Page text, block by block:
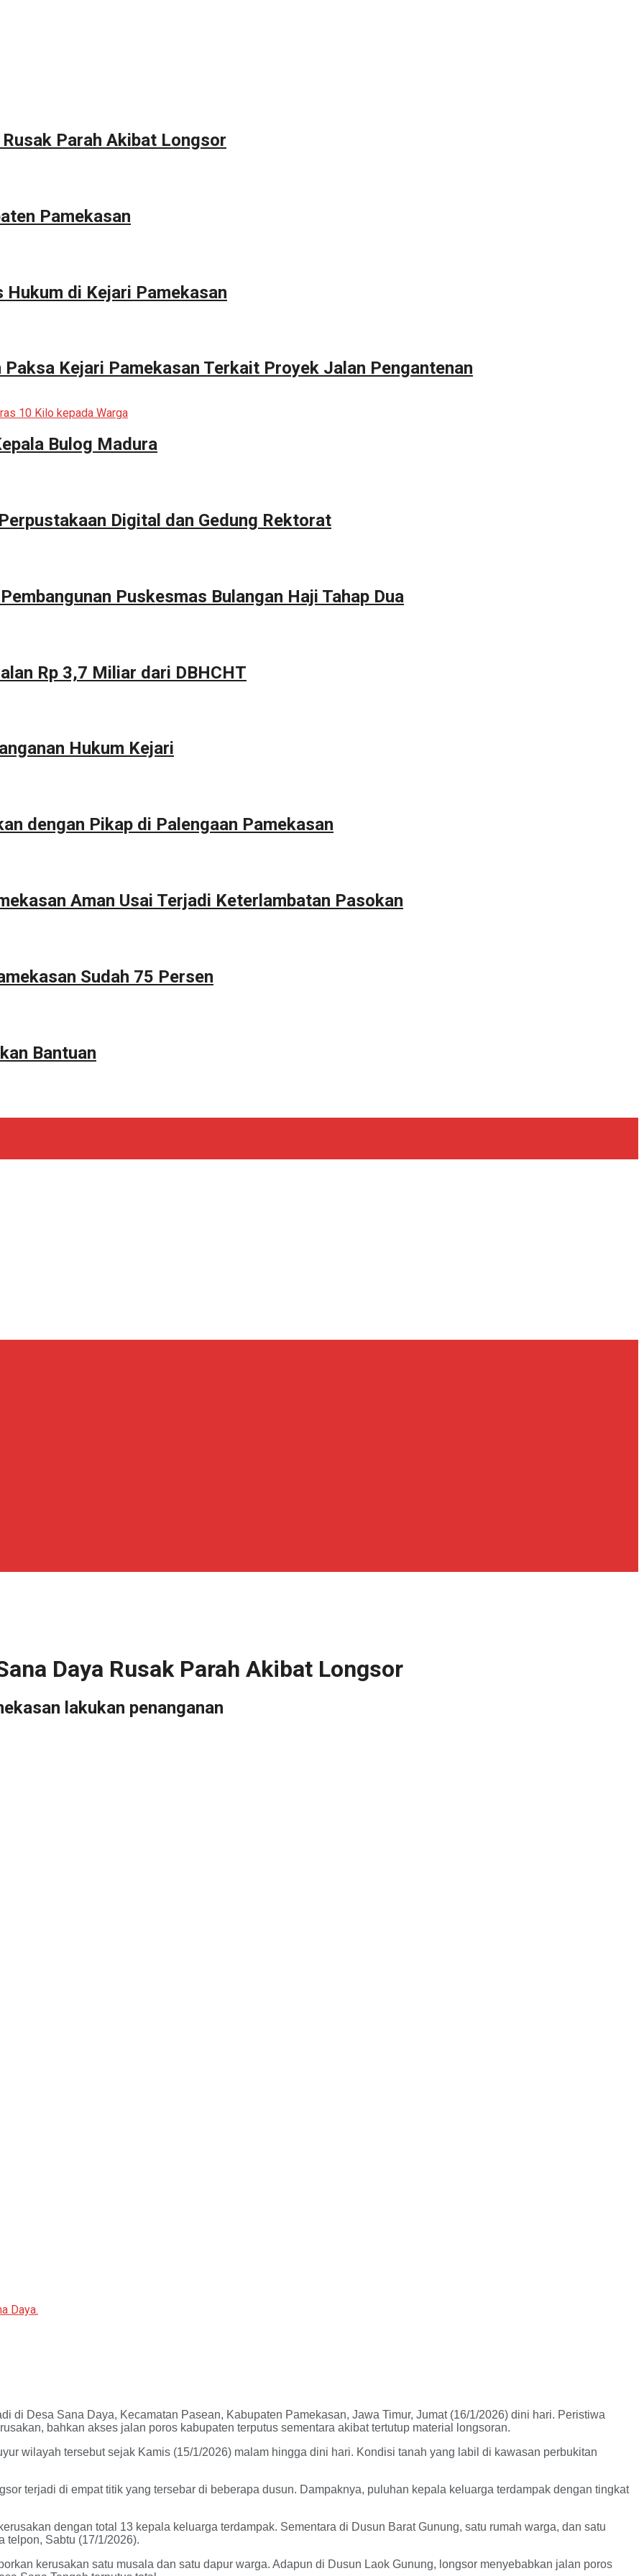
Parah Akibat Longsor
Pamekasan
Hukum di Kejari Pamekasan
Kejari Pamekasan Terkait Proyek Jalan Pengantenan
Bulog Madura
Digital dan Gedung Rektorat
Puskesmas Bulangan Haji Tahap Dua
Rp 3,7 Miliar dari DBHCHT
Hukum Kejari
dengan Pikap di Palengaan Pamekasan
Aman Usai Terjadi Keterlambatan Pasokan
Sudah 75 Persen
Bantuan
Daya Rusak Parah Akibat Longsor
lakukan penanganan
Daya.
di Desa Sana Daya, Kecamatan Pasean, Kabupaten Pamekasan, Jawa Timur, Jumat (16/1/2026) dini hari. Peristiwa
bahkan akses jalan poros kabupaten terputus sementara akibat tertutup material longsoran.
wilayah tersebut sejak Kamis (15/1/2026) malam hingga dini hari. Kondisi tanah yang labil di kawasan perbukitan
terjadi di empat titik yang tersebar di beberapa dusun. Dampaknya, puluhan kepala keluarga terdampak dengan tingkat
dengan total 13 kepala keluarga terdampak. Sementara di Dusun Barat Gunung, satu rumah warga, dan satu
telpon, Sabtu (17/1/2026).
kerusakan satu musala dan satu dapur warga. Adapun di Dusun Laok Gunung, longsor menyebabkan jalan poros